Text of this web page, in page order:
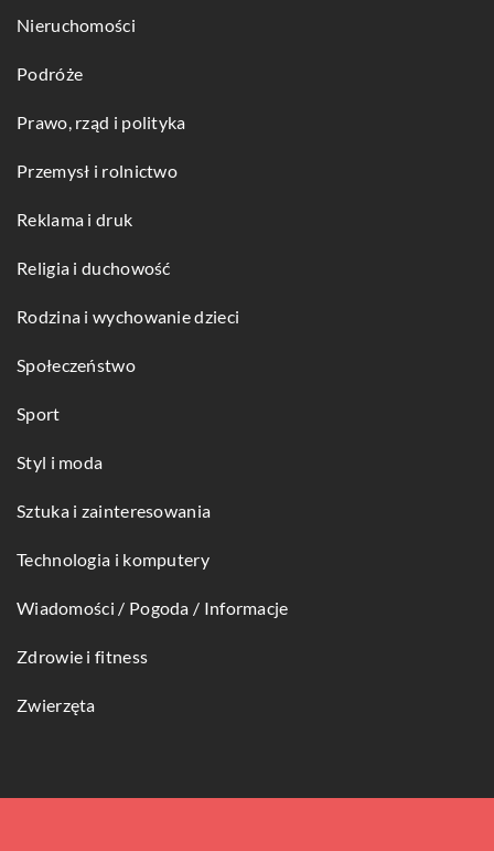
Nieruchomości
Podróże
Prawo, rząd i polityka
Przemysł i rolnictwo
Reklama i druk
Religia i duchowość
Rodzina i wychowanie dzieci
Społeczeństwo
Sport
Styl i moda
Sztuka i zainteresowania
Technologia i komputery
Wiadomości / Pogoda / Informacje
Zdrowie i fitness
Zwierzęta